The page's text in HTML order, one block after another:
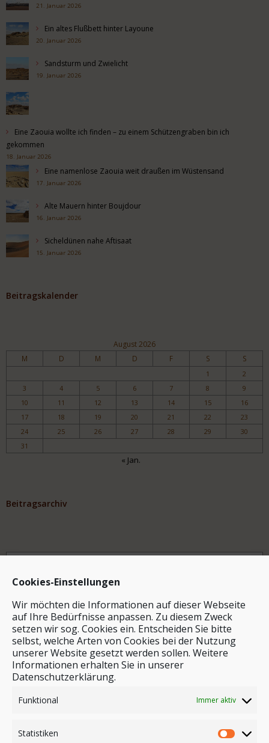
Cookies-Einstellungen
Wir möchten die Informationen auf dieser Webseite
auf Ihre Bedürfnisse anpassen. Zu diesem Zweck
setzen wir sog. Cookies ein. Entscheiden Sie bitte
selbst, welche Arten von Cookies bei der Nutzung
unserer Website gesetzt werden sollen. Weitere
Informationen erhalten Sie in unserer
Datenschutzerklärung.
Funktional Immer aktiv
Statistiken
21. Januar 2026
Ein altes Flußbett hinter Layoune
20. Januar 2026
Sandsturm und Zwielicht
19. Januar 2026
Eine Zaouia wollte ich finden – zu einem Schützengraben bin ich
gekommen
18. Januar 2026
Eine namenlose Zaouia weit draußen im Wüstensand
17. Januar 2026
Alte Mauern hinter Boujdour
16. Januar 2026
Sicheldünen nahe Aftisaat
15. Januar 2026
Beitragskalender
August 2026
M D M D F S S
1
2
3
4 5 6 7 8
9
10
11 12 13 14 15
16
17
18 19 20 21 22
23
24
25 26 27 28 29
30
31
« Jan.
Beitragsarchiv
Archiv
Stichwortsuche